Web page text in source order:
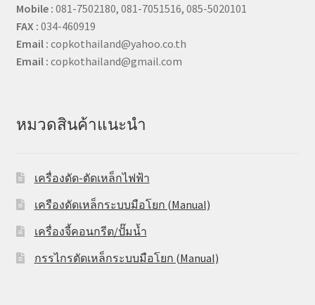
Mobile : 081-7502180, 081-7051516, 085-5020101
FAX : 034-460919
Email : copkothailand@yahoo.co.th
Email : copkothailand@gmail.com
หมวดสินค้าแนะนำ
เครื่องดัด-ตัดเหล็กไฟฟ้า
เครืองดัดเหล็กระบบมือโยก (Manual)
เครื่องจี้คอนกรีต/ปั๊มน้ำ
กรรไกรตัดเหล็กระบบมือโยก (Manual)